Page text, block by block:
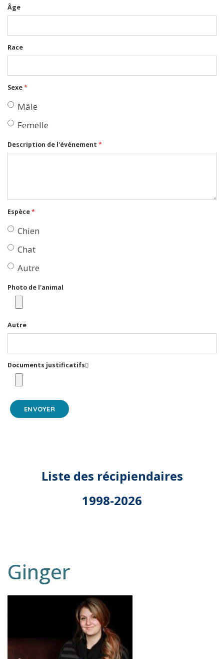
Âge
Race
Sexe*
Mâle
Femelle
Description de l'événement *
Espèce*
Chien
Chat
Autre
Photo de l'animal
Autre
Documents justificatifs
ENVOYER
Liste des récipiendaires
1998-2026
Ginger